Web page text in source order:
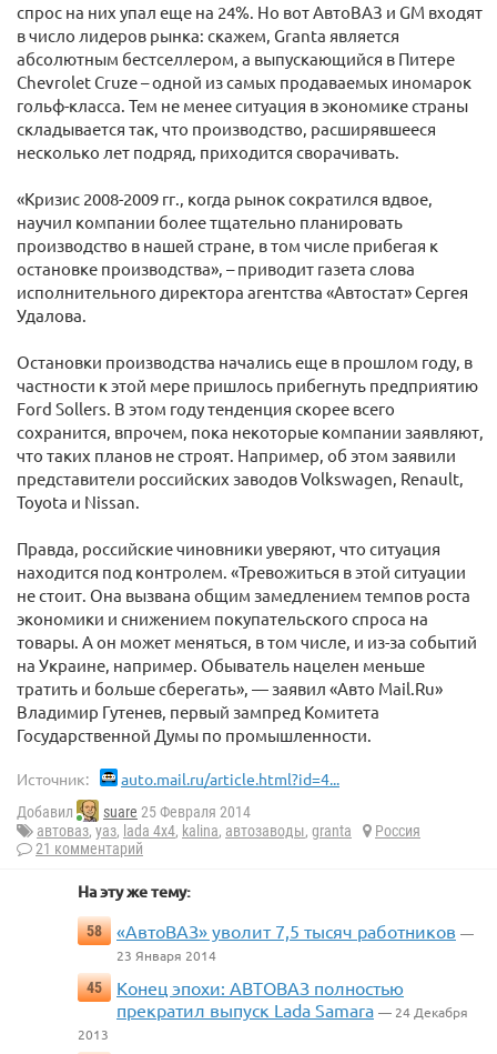
спрос на них упал еще на 24%. Но вот АвтоВАЗ и GM входят
в число лидеров рынка: скажем, Granta является
абсолютным бестселлером, а выпускающийся в Питере
Chevrolet Cruze – одной из самых продаваемых иномарок
гольф-класса. Тем не менее ситуация в экономике страны
складывается так, что производство, расширявшееся
несколько лет подряд, приходится сворачивать.
«Кризис 2008-2009 гг., когда рынок сократился вдвое,
научил компании более тщательно планировать
производство в нашей стране, в том числе прибегая к
остановке производства», – приводит газета слова
исполнительного директора агентства «Автостат» Сергея
Удалова.
Остановки производства начались еще в прошлом году, в
частности к этой мере пришлось прибегнуть предприятию
Ford Sollers. В этом году тенденция скорее всего
сохранится, впрочем, пока некоторые компании заявляют,
что таких планов не строят. Например, об этом заявили
представители российских заводов Volkswagen, Renault,
Toyota и Nissan.
Правда, российские чиновники уверяют, что ситуация
находится под контролем. «Тревожиться в этой ситуации
не стоит. Она вызвана общим замедлением темпов роста
экономики и снижением покупательского спроса на
товары. А он может меняться, в том числе, и из-за событий
на Украине, например. Обыватель нацелен меньше
тратить и больше сберегать», — заявил «Авто Mail.Ru»
Владимир Гутенев, первый зампред Комитета
Государственной Думы по промышленности.
Источник: auto.mail.ru/article.html?id=4...
Добавил suare 25 Февраля 2014
автоваз, уаз, lada 4x4, kalina, автозаводы, granta
Россия
21 комментарий
На эту же тему:
58 «АвтоВАЗ» уволит 7,5 тысяч работников —
23 Января 2014
45
Конец эпохи: АВТОВАЗ полностью
прекратил выпуск Lada Samara — 24 Декабря
2013